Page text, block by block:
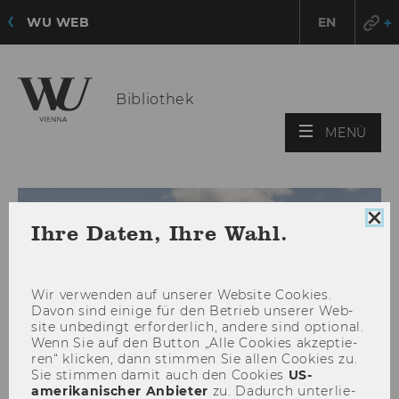
WU WEB EN
Bibliothek
MENÜ
Ihre Daten, Ihre Wahl.
Wir ver­wen­den auf un­se­rer Web­site Coo­kies.
Davon sind ei­ni­ge für den Be­trieb un­se­rer Web­
site un­be­dingt er­for­der­lich, an­de­re sind op­tio­nal.
Wenn Sie auf den But­ton „Alle Coo­kies ak­zep­tie­
ren“ kli­cken, dann stim­men Sie allen Coo­kies zu.
Sie stim­men damit auch den Coo­kies US-​
amerikanischer An­bie­ter zu. Da­durch un­ter­lie­